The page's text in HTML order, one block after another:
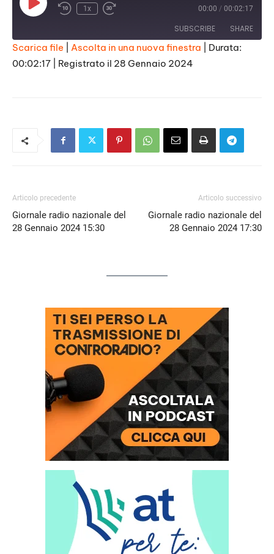
Play
Episode
1x 00:00 / 00:02:17
SUBSCRIBE SHARE
SHARE
Scarica file Ascolta in una nuova finestra
Durata:
00:02:17
Registrato il 28 Gennaio 2024
Articolo precedente
Giornale radio nazionale del
28 Gennaio 2024 15:30
Articolo successivo
Giornale radio nazionale del
28 Gennaio 2024 17:30